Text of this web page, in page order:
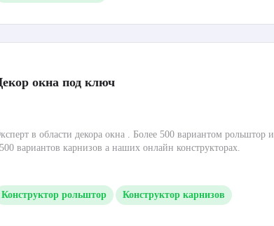
окна под ключ
в области декора окна . Более 500 вариантом рольштор и
вариантов карнизов а наших онлайн конструкторах.
Конструктор рольштор Конструктор карнизов